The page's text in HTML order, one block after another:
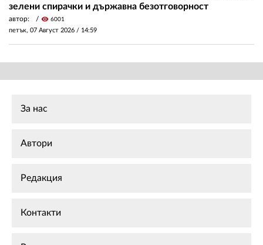
зелени спирачки и държавна безотговорност
автор: visibility 6001
петък, 07 Август 2026 / 14:59
За нас
Автори
Редакция
Контакти